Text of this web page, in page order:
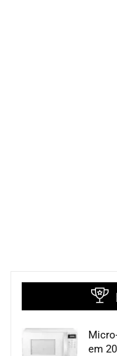
em